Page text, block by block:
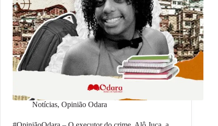
Notícias, Opinião Odara